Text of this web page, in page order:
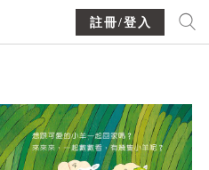
註冊/登入